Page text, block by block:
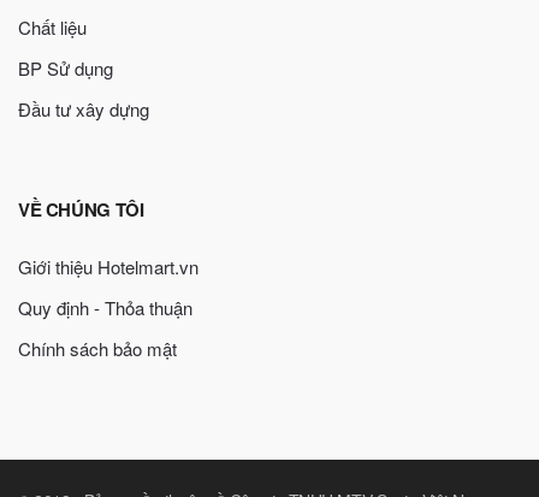
Chất liệu
BP Sử dụng
Đầu tư xây dựng
VỀ CHÚNG TÔI
Giới thiệu Hotelmart.vn
Quy định - Thỏa thuận
Chính sách bảo mật